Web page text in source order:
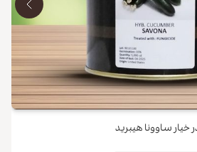
خیار ساوونا هیبرید